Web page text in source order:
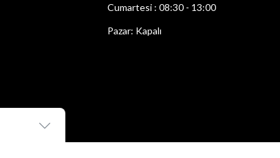
Cumartesi : 08:30 - 13:00
Pazar: Kapalı